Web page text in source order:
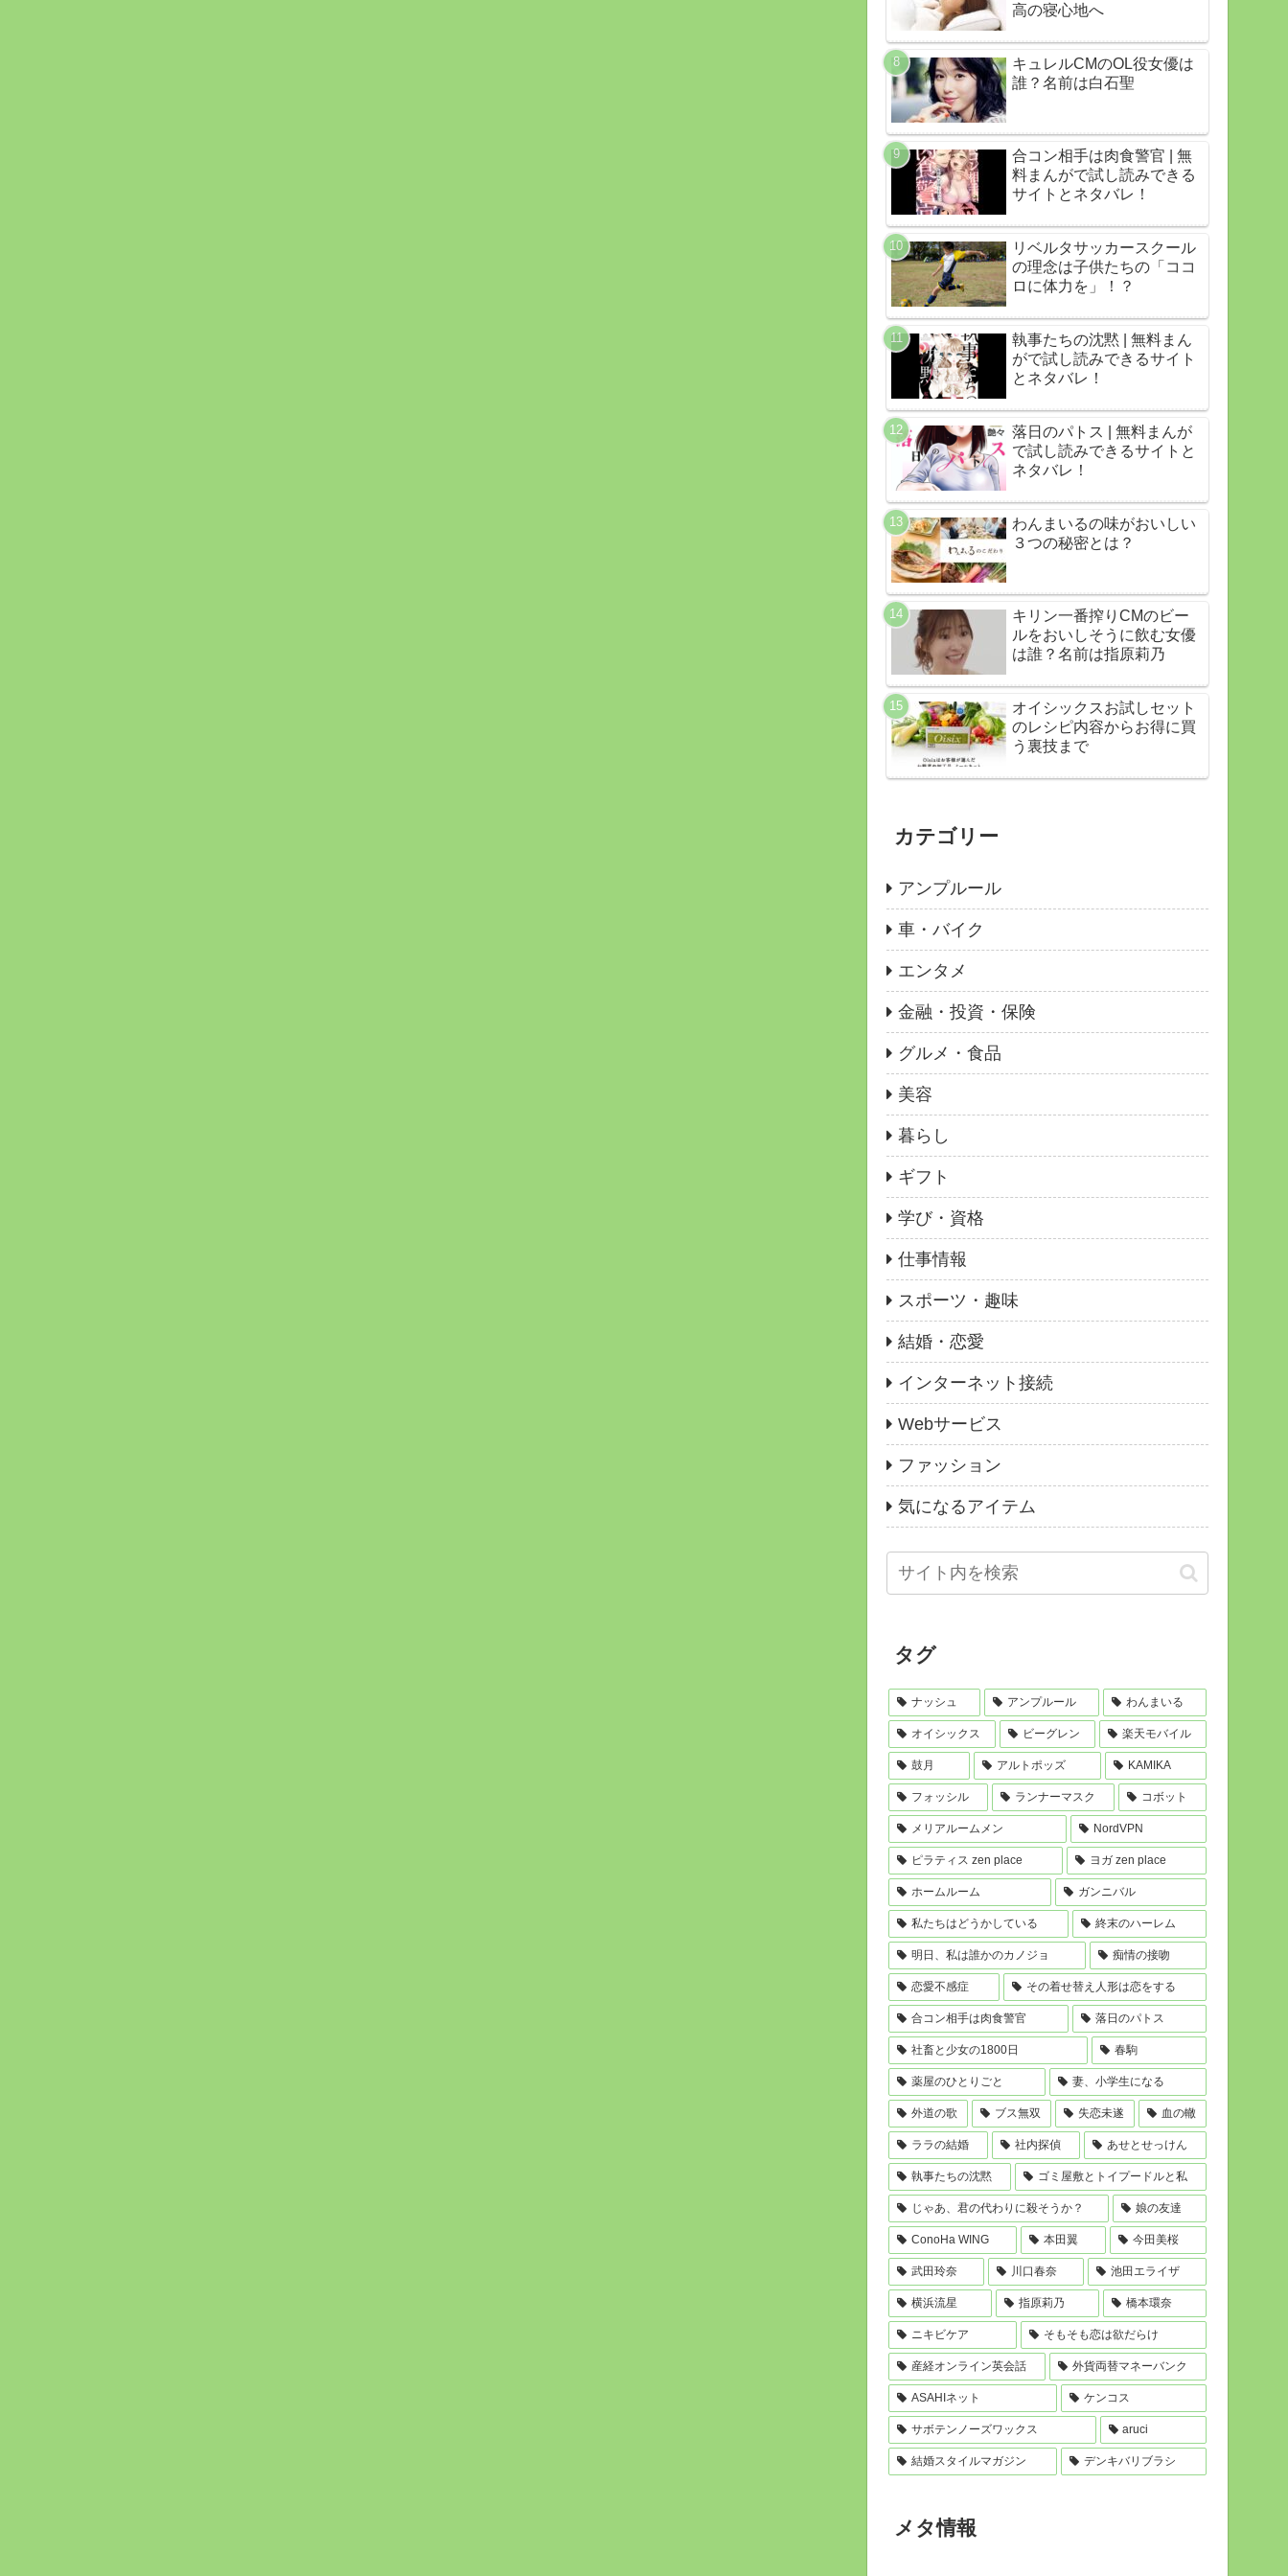
高の寝心地へ
キュレルCMのOL役女優は
誰？名前は白石聖
合コン相手は肉食警官 | 無
料まんがで試し読みできる
サイトとネタバレ！
リベルタサッカースクール
の理念は子供たちの「ココ
ロに体力を」！？
執事たちの沈黙 | 無料まん
がで試し読みできるサイト
とネタバレ！
落日のパトス | 無料まんが
で試し読みできるサイトと
ネタバレ！
わんまいるの味がおいしい
３つの秘密とは？
キリン一番搾りCMのビー
ルをおいしそうに飲む女優
は誰？名前は指原莉乃
オイシックスお試しセット
のレシピ内容からお得に買
う裏技まで
カテゴリー
アンプルール
車・バイク
エンタメ
金融・投資・保険
グルメ・食品
美容
暮らし
ギフト
学び・資格
仕事情報
スポーツ・趣味
結婚・恋愛
インターネット接続
Webサービス
ファッション
気になるアイテム
タグ
ナッシュ アンプルール わんまいる
オイシックス ビーグレン 楽天モバイル
鼓月 アルトポッズ KAMIKA
フォッシル ランナーマスク コボット
メリアルームメン NordVPN
ピラティス zen place ヨガ zen place
ホームルーム ガンニバル
私たちはどうかしている 終末のハーレム
明日、私は誰かのカノジョ 痴情の接吻
恋愛不感症 その着せ替え人形は恋をする
合コン相手は肉食警官 落日のパトス
社畜と少女の1800日 春駒
薬屋のひとりごと 妻、小学生になる
外道の歌 ブス無双 失恋未遂 血の轍
ララの結婚 社内探偵 あせとせっけん
執事たちの沈黙 ゴミ屋敷とトイプードルと私
じゃあ、君の代わりに殺そうか？ 娘の友達
ConoHa WING 本田翼 今田美桜
武田玲奈 川口春奈 池田エライザ
横浜流星 指原莉乃 橋本環奈
ニキビケア そもそも恋は欲だらけ
産経オンライン英会話 外貨両替マネーバンク
ASAHIネット ケンコス
サボテンノーズワックス aruci
結婚スタイルマガジン デンキバリブラシ
メタ情報